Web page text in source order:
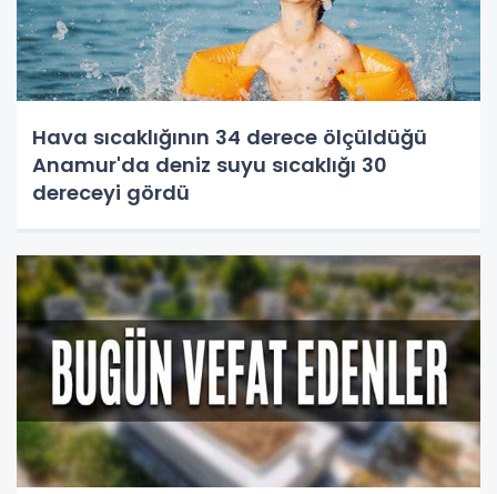
Hava sıcaklığının 34 derece ölçüldüğü
Anamur'da deniz suyu sıcaklığı 30
dereceyi gördü